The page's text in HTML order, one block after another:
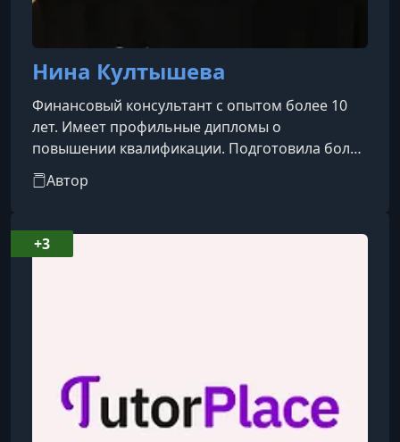
Нина Култышева
Финансовый консультант с опытом более 10
лет. Имеет профильные дипломы о
повышении квалификации. Подготовила более
50 специалистов, включённых в реестр
Центрального банка. Делится практическими
финансового благополучия.
Автор
+3